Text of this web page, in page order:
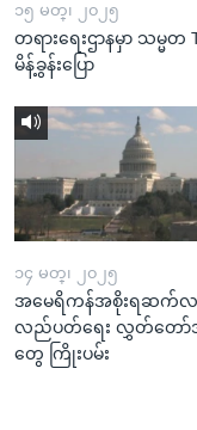
၁၅ မတ္၊ ၂၀၂၅
တရားရေးဌာနမှာ သမ္မတ
မိန့်ခွန်းပြော
၁၄ မတ္၊ ၂၀၂၅
အမေရိကန်အစိုးရဆက်
လည်ပတ်ရေး လွှတ်တေ
တွေ ကြိုးပမ်း